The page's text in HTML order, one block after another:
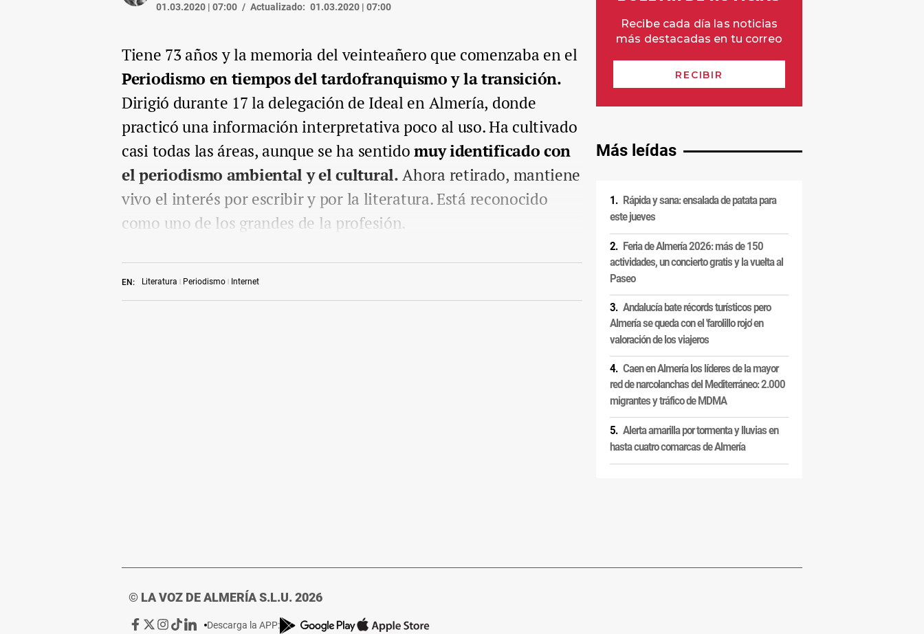
01.03.2020 | 07:00 Actualizado: 01.03.2020 | 07:00
EN: Literatura Periodismo Internet
Tiene 73 años y la memoria del veinteañero que comenzaba en el
Periodismo en tiempos del tardofranquismo y la transición.
Dirigió durante 17 la delegación de Ideal en Almería, donde
practicó una información interpretativa poco al uso. Ha cultivado
casi todas las áreas, aunque se ha sentidomuy identificado con
el periodismo ambiental y el cultural.Ahora retirado, mantiene
vivo el interés por escribir y por la literatura. Está reconocido
como uno de los grandes de la profesión.
Más leídas
Rápida y sana: ensalada de patata para
este jueves
Feria de Almería 2026: más de 150
actividades, un concierto gratis y la vuelta al
Paseo
Andalucía bate récords turísticos pero
Almería se queda con el 'farolillo rojo' en
valoración de los viajeros
Caen en Almería los líderes de la mayor
red de narcolanchas del Mediterráneo: 2.000
migrantes y tráfico de MDMA
Alerta amarilla por tormenta y lluvias en
hasta cuatro comarcas de Almería
© LA VOZ DE ALMERÍA S.L.U. 2026
Ir
Ir
Ir Ir Ir
Descarga la APP: